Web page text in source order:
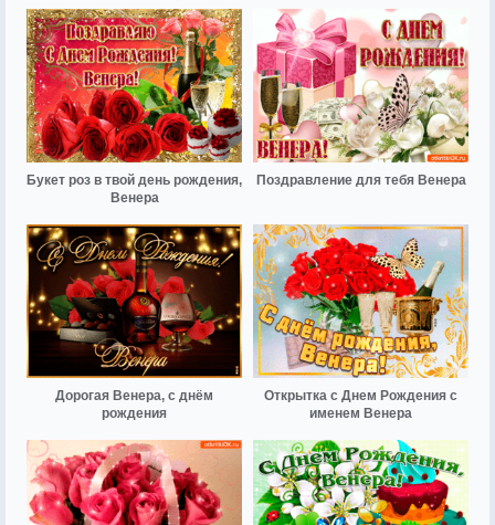
Букет роз в твой день рождения,
Венера
Поздравление для тебя Венера
Дорогая Венера, с днём
рождения
Открытка с Днем Рождения с
именем Венера